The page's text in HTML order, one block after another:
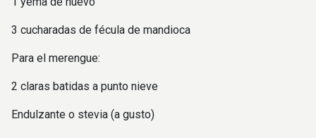
3 cucharadas de fécula de mandioca
Para el merengue:
2 claras batidas a punto nieve
Endulzante o stevia (a gusto)